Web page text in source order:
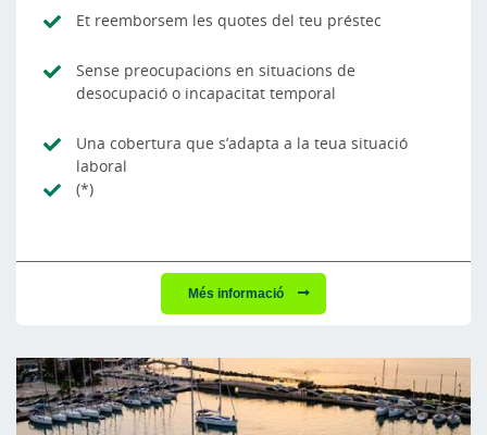
Et reemborsem les quotes del teu préstec
Sense preocupacions en situacions de
desocupació o incapacitat temporal
Una cobertura que s’adapta a la teua situació
laboral
(*)
Més informació